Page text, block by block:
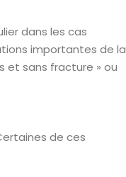
dans les cas
importantes de la
et sans fracture » ou
de ces